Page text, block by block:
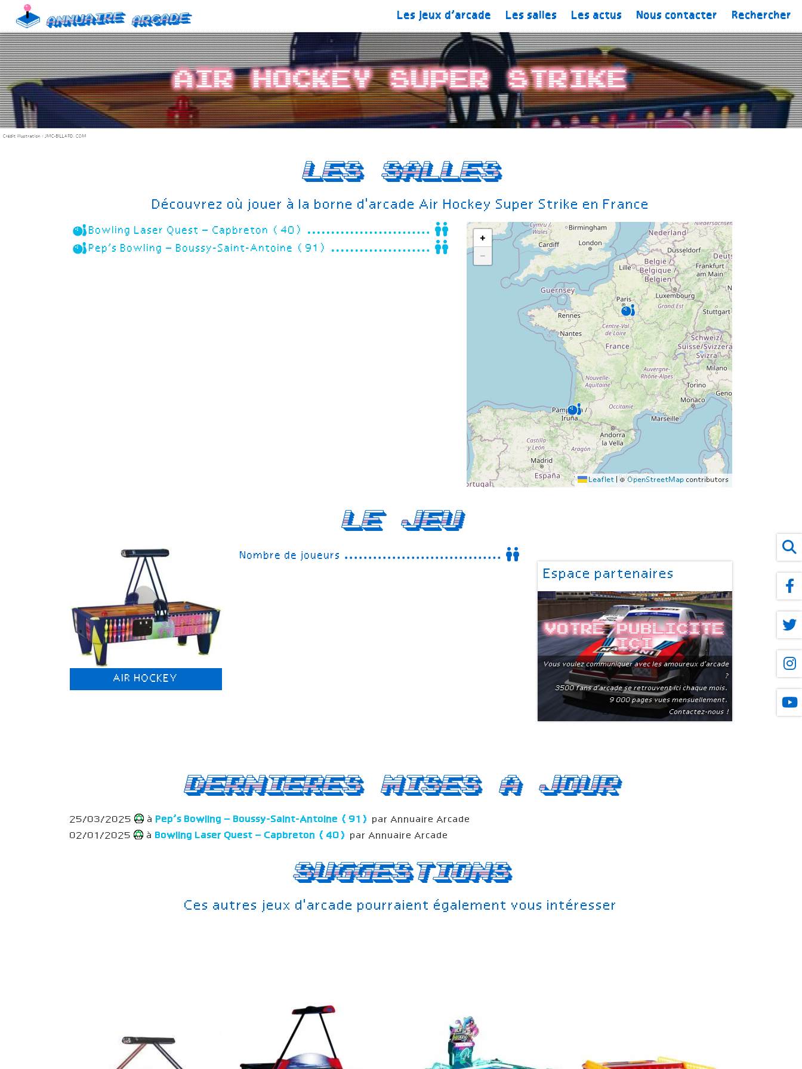
content
Annuaire Arcade Les jeux d’arcade Les salles Les actus Nous contacter Rechercher
Crédit illustration : JMC-BILLARD.COM
Air Hockey Super Strike
Les salles
Découvrez où jouer à la borne d'arcade Air Hockey Super Strike en France
Bowling Laser Quest – Capbreton (40)
Pep’s Bowling – Boussy-Saint-Antoine (91)
+
−
Leaflet ©OpenStreetMap contributors
Le Jeu
AIR HOCKEY
Nombre de joueurs
Espace partenaires
Votre publicite
ici
Vous voulez communiquer avec les amoureux d'arcade
?
3500 fans d'arcade se retrouvent ici chaque mois.
9 000 pages vues mensuellement.
Contactez-nous !
Suggestions
Ces autres jeux d'arcade pourraient également vous intéresser
Dernieres mises a jour
25/03/2025 à Pep’s Bowling – Boussy-Saint-Antoine (91) par Annuaire Arcade
02/01/2025
à Bowling Laser Quest – Capbreton (40) par Annuaire Arcade